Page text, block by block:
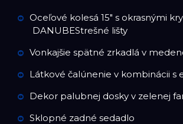
Oceľové kolesá 15" s okrasnými
DANUBEStrešné lišty
Vonkajšie spätné zrkadlá v
Látkové čalúnenie v kombinácii s
Dekor palubnej dosky v zelenej
Sklopné zadné sedadlo